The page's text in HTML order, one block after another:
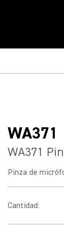
WA371
WA371
Pinza de
Cantidad: